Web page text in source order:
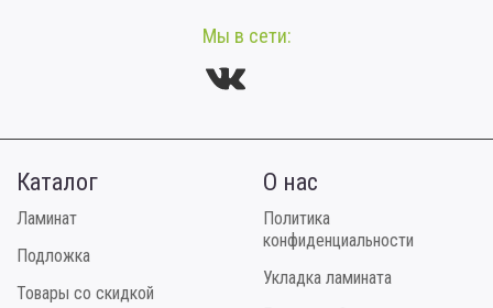
Мы в сети:
Каталог
Ламинат
Подложка
Товары со скидкой
О нас
Политика
конфиденциальности
Укладка ламината